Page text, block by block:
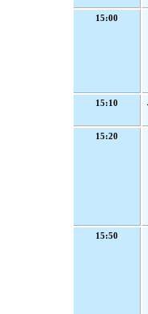
15:00
15:10
15:20
15:50